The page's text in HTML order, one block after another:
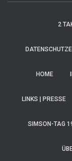
2
HOME
LINKS | PRESSE
SIMSON-TAG